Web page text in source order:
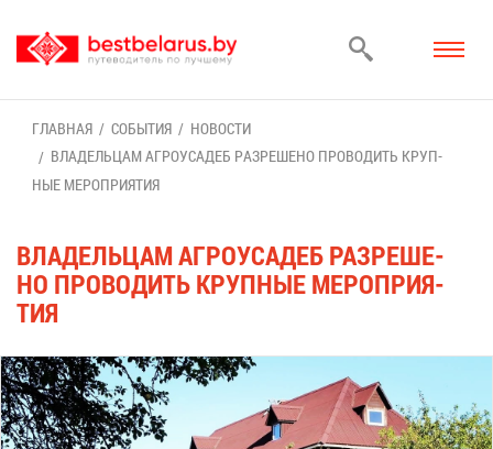
ГЛАВ­НАЯ СО­БЫ­ТИЯ
НО­ВО­СТИ
ВЛА­ДЕЛЬ­ЦАМ АГ­РО­УСА­ДЕБ РАЗ­РЕ­ШЕ­НО ПРО­ВО­ДИТЬ КРУП­
НЫЕ МЕ­РО­ПРИ­Я­ТИЯ
ВЛА­ДЕЛЬ­ЦАМ АГ­РО­УСА­ДЕБ РАЗ­РЕ­ШЕ­
НО ПРО­ВО­ДИТЬ КРУП­НЫЕ МЕ­РО­ПРИ­Я­
ТИЯ